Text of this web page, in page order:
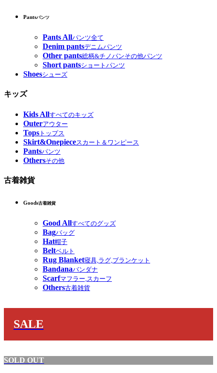
Pantsパンツ
Pants Allパンツ全て
Denim pantsデニムパンツ
Other pants総柄&チノパンその他パンツ
Short pantsショートパンツ
Shoesシューズ
キッズ
Kids Allすべてのキッズ
Outerアウター
Tops トップス
Skirt&Onepieceスカート＆ワンピース
Pantsパンツ
Othersその他
古着雑貨
Goods古着雑貨
Good Allすべてのグッズ
Bagバッグ
Hat帽子
Beltベルト
Rug Blanket寝具,ラグ,ブランケット
Bandanaバンダナ
Scarfマフラー,スカーフ
Others古着雑貨
SALE
SOLD OUT